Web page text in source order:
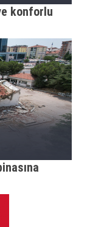
konforlu